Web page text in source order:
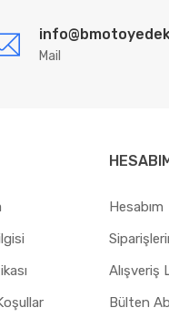
Mail
Hesabım
Alışveriş
Bülten